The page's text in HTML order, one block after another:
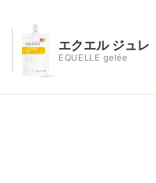
エクエル ジュレ
EQUELLE gelée